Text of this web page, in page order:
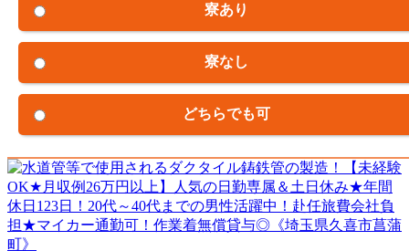
寮あり
寮なし
どちらでも可